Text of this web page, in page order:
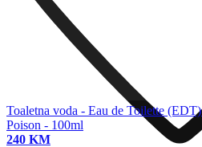
Toaletna voda - Eau de Toilette (EDT)
Poison - 100ml
240 KM